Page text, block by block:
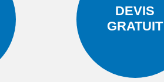
DEVIS
GRATUIT